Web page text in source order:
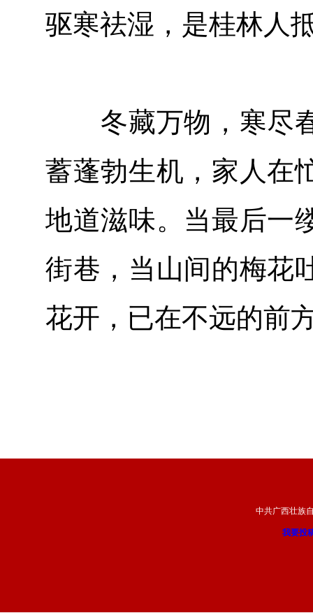
驱寒祛湿，是桂林人
冬藏万物，寒尽春
蓄蓬勃生机，家人在
地道滋味。当最后一
街巷，当山间的梅花
花开，已在不远的前
中共广西壮族
我要投